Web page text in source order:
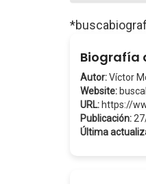
Biografía
Autor:Víctor
Website:
URL: https://
Publicación:
Última